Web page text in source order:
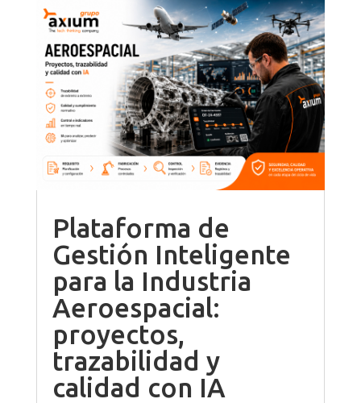
Plataforma de
Gestión Inteligente
para la Industria
Aeroespacial:
proyectos,
trazabilidad y
calidad con IA